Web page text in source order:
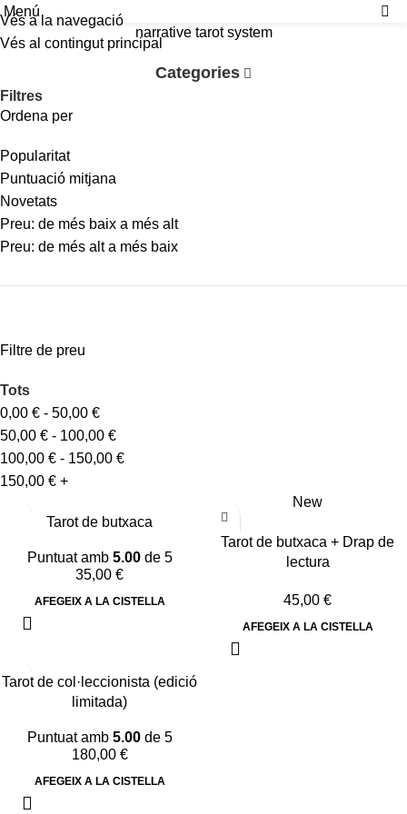
Vés a la navegació
Vés al contingut principal
Menú
narrative tarot system
Categories
Filtres
Ordena per
Popularitat
Puntuació mitjana
Novetats
Preu: de més baix a més alt
Preu: de més alt a més baix
Filtre de preu
Tots
0,00 € - 50,00 €
50,00 € - 100,00 €
100,00 € - 150,00 €
150,00 € +
Tarot de butxaca
Puntuat amb 5.00de 5
35,00 €
AFEGEIX A LA CISTELLA
New
Tarot de butxaca + Drap de
lectura
45,00 €
AFEGEIX A LA CISTELLA
Tarot de col·leccionista (edició
limitada)
Puntuat amb 5.00de 5
180,00 €
AFEGEIX A LA CISTELLA